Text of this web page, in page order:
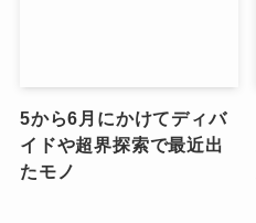
5から6月にかけてディバ
イドや超界探索で最近出
たモノ